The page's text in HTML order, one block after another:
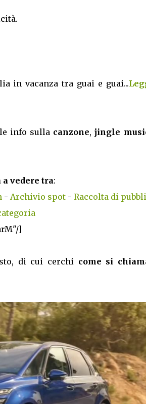
in vacanza tra guai e guai...
info sulla canzone,jingle
a vedere tra:
- Archivio spot- Raccolta di
]
di cui cerchi come si